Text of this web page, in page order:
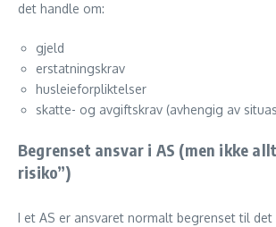
det handle om:
gjeld
erstatningskrav
husleieforpliktelser
skatte- og avgiftskrav (avhengig av
Begrenset ansvar i AS (men ikke
risiko”)
I et AS er ansvaret normalt begrenset til det